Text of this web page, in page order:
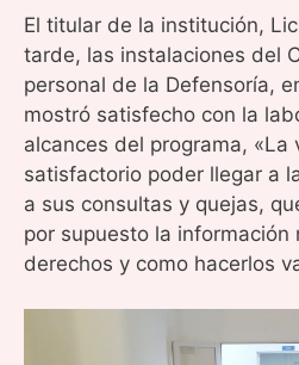
El titular de la institución,
tarde, las instalaciones del
personal de la Defensoría,
mostró satisfecho con la
alcances del programa, «La
satisfactorio poder llegar a
a sus consultas y quejas,
por supuesto la información
derechos y como hacerlos